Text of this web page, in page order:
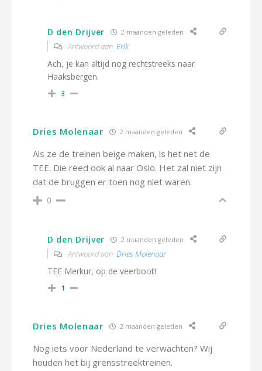
D den Drijver 2 maanden geleden
Antwoord aan Erik
Ach, je kan altijd nog rechtstreeks naar
Haaksbergen.
3
Dries Molenaar 2 maanden geleden
Als ze de treinen beige maken, is het net de
TEE. Die reed ook al naar Oslo. Het zal niet zijn
dat de bruggen er toen nog niet waren.
0
D den Drijver 2 maanden geleden
Antwoord aan Dries Molenaar
TEE Merkur, op de veerboot!
1
Dries Molenaar 2 maanden geleden
Nog iets voor Nederland te verwachten? Wij
houden het bij grensstreektreinen.